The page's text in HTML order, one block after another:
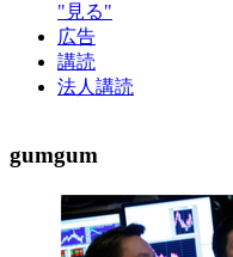
"見る"
広告
講読
法人講読
gumgum